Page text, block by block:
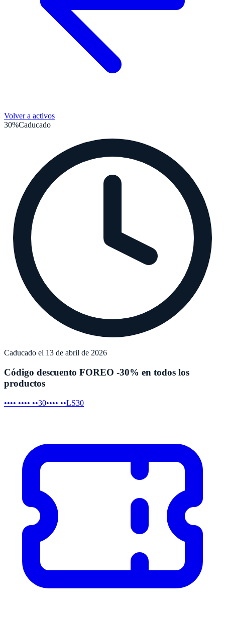
Volver a activos
30%Caducado
Caducado el 13 de abril de 2026
Código descuento FOREO -30% en todos los
productos
•••• •••• ••30•••• ••LS30